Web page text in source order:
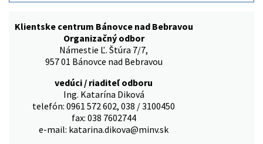
Klientske centrum Bánovce nad Bebravou
Organizačný odbor
Námestie Ľ. Štúra 7/7,
957 01 Bánovce nad Bebravou
vedúci / riaditeľ odboru
Ing. Katarína Diková
telefón: 0961 572 602, 038 / 3100450
fax: 038 7602744
e-mail: katarina.dikova@minv.sk